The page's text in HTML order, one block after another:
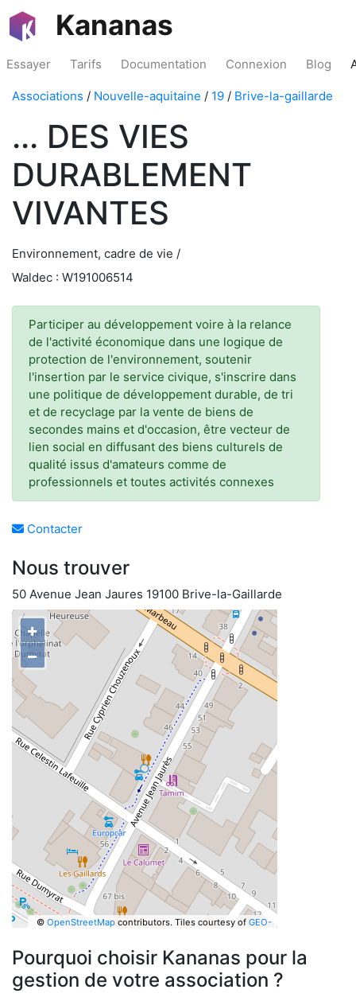
Kananas
Essayer Tarifs Documentation Connexion Blog
Associations / Nouvelle-aquitaine / 19 / Brive-la-gaillarde
... DES VIES
DURABLEMENT
VIVANTES
Environnement, cadre de vie /
Waldec : W191006514
Participer au développement voire à la relance
de l'activité économique dans une logique de
protection de l'environnement, soutenir
l'insertion par le service civique, s'inscrire dans
une politique de développement durable, de tri
et de recyclage par la vente de biens de
secondes mains et d'occasion, être vecteur de
lien social en diffusant des biens culturels de
qualité issus d'amateurs comme de
professionnels et toutes activités connexes
Contacter
Nous trouver
50 Avenue Jean Jaures 19100 Brive-la-Gaillarde
+
−
©OpenStreetMapcontributors. Tiles courtesy of GEO-
Pourquoi choisir Kananas pour la
gestion de votre association ?